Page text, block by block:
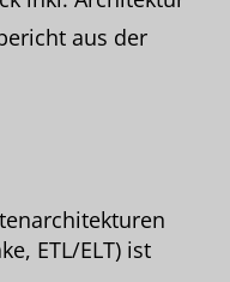
aus der
ETL/ELT) ist